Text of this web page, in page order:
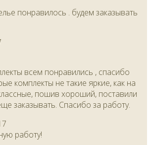
понравилось . будем заказывать
всем понравились , спасибо
комплекты не такие яркие, как на
пошив хороший, поставили
заказывать. Спасибо за работу.
работу!